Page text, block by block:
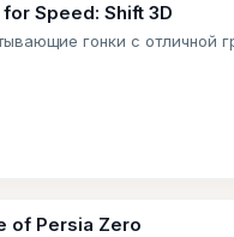
Speed: Shift 3D
гонки с отличной
of Persia Zero